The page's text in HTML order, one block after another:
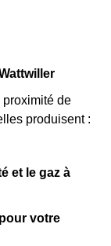
proximité de
produisent :
et le gaz à
votre